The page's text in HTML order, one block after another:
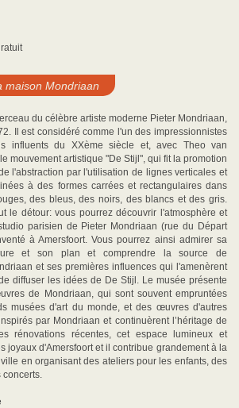
maison Mondriaan
du célèbre artiste moderne Pieter Mondriaan,
Il est considéré comme l'un des impressionnistes
influents du XXème siècle et, avec Theo van
mouvement artistique "De Stijl", qui fit la promotion
l'abstraction par l'utilisation de lignes verticales et
à des formes carrées et rectangulaires dans
des bleus, des noirs, des blancs et des gris.
le détour: vous pourrez découvrir l'atmosphère et
parisien de Pieter Mondriaan (rue du Départ
à Amersfoort. Vous pourrez ainsi admirer sa
et son plan et comprendre la source de
et ses premières influences qui l'amenèrent
diffuser les idées de De Stijl. Le musée présente
de Mondriaan, qui sont souvent empruntées
musées d'art du monde, et des œuvres d'autres
par Mondriaan et continuèrent l’héritage de
rénovations récentes, cet espace lumineux et
joyaux d'Amersfoort et il contribue grandement à la
en organisant des ateliers pour les enfants, des
concerts.